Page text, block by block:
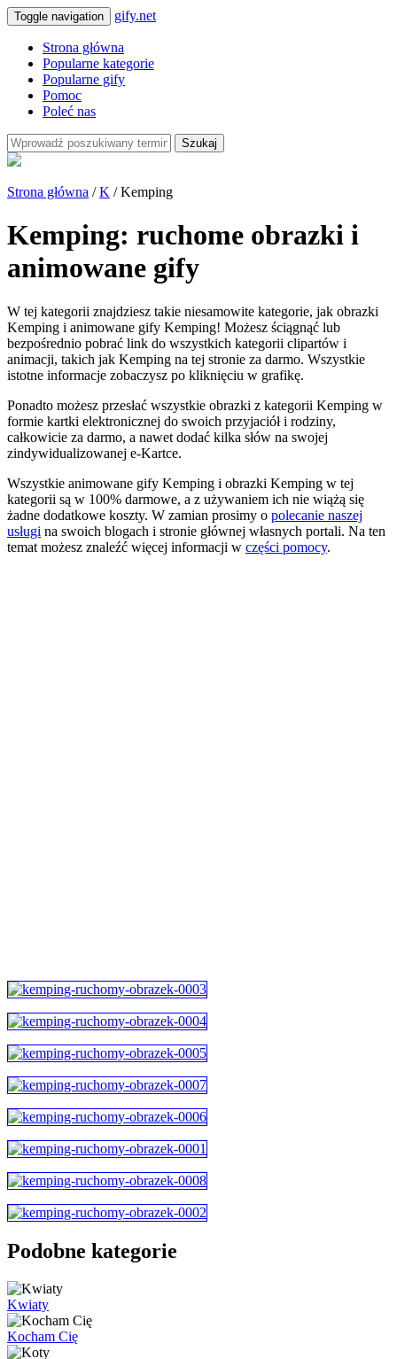
Toggle navigation gify.net
Strona główna
Popularne kategorie
Popularne gify
Pomoc
Poleć nas
Szukaj
Strona główna /K / Kemping
Kemping: ruchome obrazki i
animowane gify
W tej kategorii znajdziesz takie niesamowite kategorie, jak obrazki
Kemping i animowane gify Kemping! Możesz ściągnąć lub
bezpośrednio pobrać link do wszystkich kategorii clipartów i
animacji, takich jak Kemping na tej stronie za darmo. Wszystkie
istotne informacje zobaczysz po kliknięciu w grafikę.
Ponadto możesz przesłać wszystkie obrazki z kategorii Kemping w
formie kartki elektronicznej do swoich przyjaciół i rodziny,
całkowicie za darmo, a nawet dodać kilka słów na swojej
zindywidualizowanej e-Kartce.
Wszystkie animowane gify Kemping i obrazki Kemping w tej
kategorii są w 100% darmowe, a z używaniem ich nie wiążą się
żadne dodatkowe koszty. W zamian prosimy o polecanie naszej
usługi na swoich blogach i stronie głównej własnych portali. Na ten
temat możesz znaleźć więcej informacji w części pomocy.
Podobne kategorie
Kwiaty
Kocham Cię